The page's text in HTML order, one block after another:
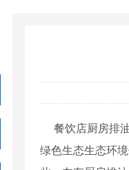
餐饮店厨房排油
绿色生态生态环